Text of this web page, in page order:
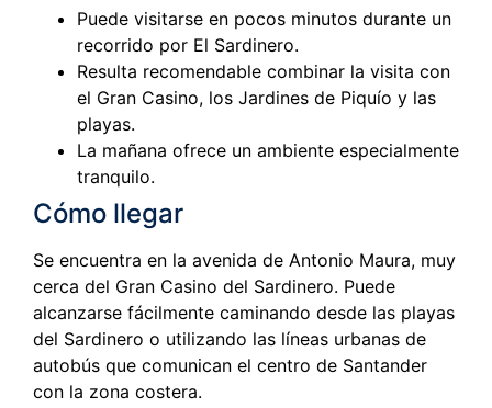
Puede visitarse en pocos minutos durante un
recorrido por El Sardinero.
Resulta recomendable combinar la visita con
el Gran Casino, los Jardines de Piquío y las
playas.
La mañana ofrece un ambiente especialmente
tranquilo.
Cómo llegar
Se encuentra en la avenida de Antonio Maura, muy
cerca del Gran Casino del Sardinero. Puede
alcanzarse fácilmente caminando desde las playas
del Sardinero o utilizando las líneas urbanas de
autobús que comunican el centro de Santander
con la zona costera.